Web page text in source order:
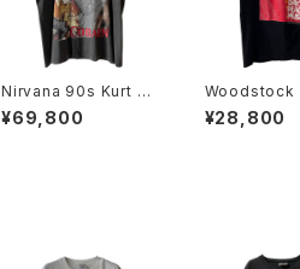
Nirvana 90s Kurt Co
bain Euro Bootleg B
and Tee
¥69,800
Woodstock
More Days
e & Music
¥28,800